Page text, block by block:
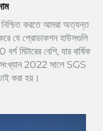
নিশ্চিত করতে আমরা অত্যন্ত
যে প্রোডাকশন হাউসগুলি
মিটারের বেশি, যার বার্ষিক
2022 সালে SGS
করা হয়।